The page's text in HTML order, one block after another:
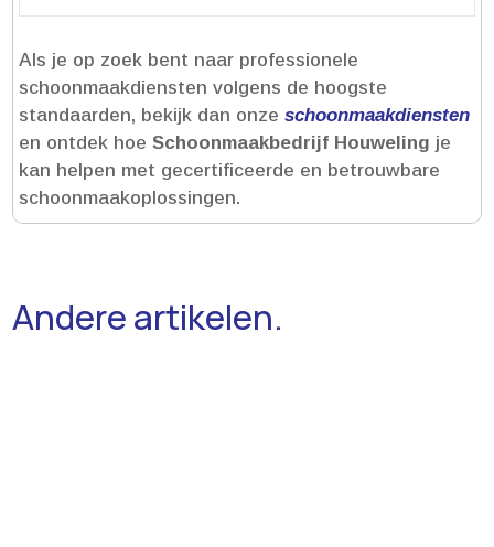
Als je op zoek bent naar professionele
schoonmaakdiensten volgens de hoogste
standaarden, bekijk dan onzeschoonmaakdiensten
en ontdek hoeSchoonmaakbedrijf Houweling je
kan helpen met gecertificeerde en betrouwbare
schoonmaakoplossingen.​
Andere artikelen.